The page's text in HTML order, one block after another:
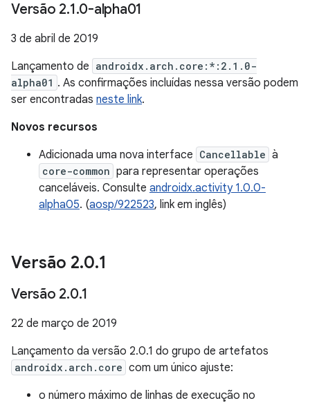
Versão 2.1.0-alpha01
3 de abril de 2019
Lançamento de androidx.arch.core:*:2.1.0-
alpha01 . As confirmações incluídas nessa versão podem
ser encontradas neste link.
Novos recursos
Adicionada uma nova interface Cancellable à
core-common para representar operações
canceláveis. Consulte androidx.activity 1.0.0-
alpha05. (aosp/922523, link em inglês)
Versão 2.0.1
Versão 2.0.1
22 de março de 2019
Lançamento da versão 2.0.1 do grupo de artefatos
androidx.arch.core com um único ajuste:
o número máximo de linhas de execução no